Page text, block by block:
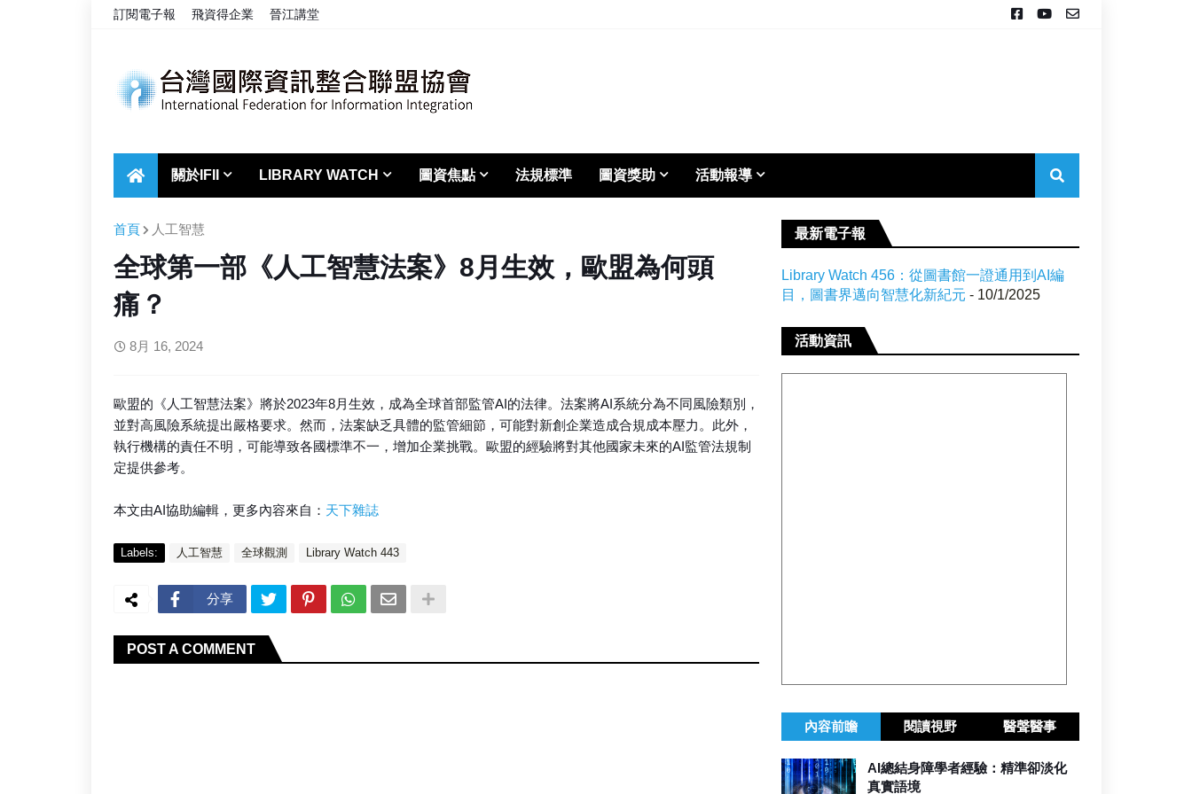
訂閱電子報 飛資得企業 晉江講堂
關於IFII LIBRARY WATCH 圖資焦點 法規標準 圖資獎助 活動報導
首頁 人工智慧
全球第一部《人工智慧法案》8月生效，歐盟為何頭
痛？
8月 16, 2024
歐盟的《人工智慧法案》將於2023年8月生效，成為全球首部監管AI的法律。法案將AI系統分為不同風險類別，
並對高風險系統提出嚴格要求。然而，法案缺乏具體的監管細節，可能對新創企業造成合規成本壓力。此外，
執行機構的責任不明，可能導致各國標準不一，增加企業挑戰。歐盟的經驗將對其他國家未來的AI監管法規制
定提供參考。
本文由AI協助編輯，更多內容來自： 天下雜誌
Labels: 人工智慧 全球觀測 Library Watch 443
分享
POST A COMMENT
最新電子報
Library Watch 456：從圖書館一證通用到AI編
目，圖書界邁向智慧化新紀元 - 10/1/2025
活動資訊
內容前瞻 閱讀視野 醫聲醫事
AI總結身障學者經驗：精準卻淡化
真實語境